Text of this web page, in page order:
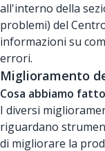
all'interno della
problemi) del
informazioni su
errori.
Miglioramento
Cosa abbiamo fatto
I diversi
riguardano
di migliorare la